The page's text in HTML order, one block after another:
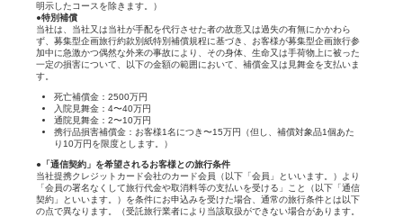
明示したコースを除きます。）
●特別補償
当社は、当社又は当社が手配を代行させた者の故意又は過失の有無にかかわら
ず、募集型企画旅行約款別紙特別補償規程に基づき、お客様が募集型企画旅行参
加中に急激かつ偶然な外来の事故により、その身体、生命又は手荷物上に被った
一定の損害について、以下の金額の範囲において、補償金又は見舞金を支払いま
す。
死亡補償金：2500万円
入院見舞金：4〜40万円
通院見舞金：2〜10万円
携行品損害補償金：お客様1名につき〜15万円（但し、補償対象品1個あた
り10万円を限度とします。）
●「通信契約」を希望されるお客様との旅行条件
当社提携クレジットカード会社のカード会員（以下「会員」といいます。）より
「会員の署名なくして旅行代金や取消料等の支払いを受ける」こと（以下「通信
契約」といいます。）を条件にお申込みを受けた場合、通常の旅行条件とは以下
の点で異なります。（受託旅行業者により当該取扱ができない場合があります。